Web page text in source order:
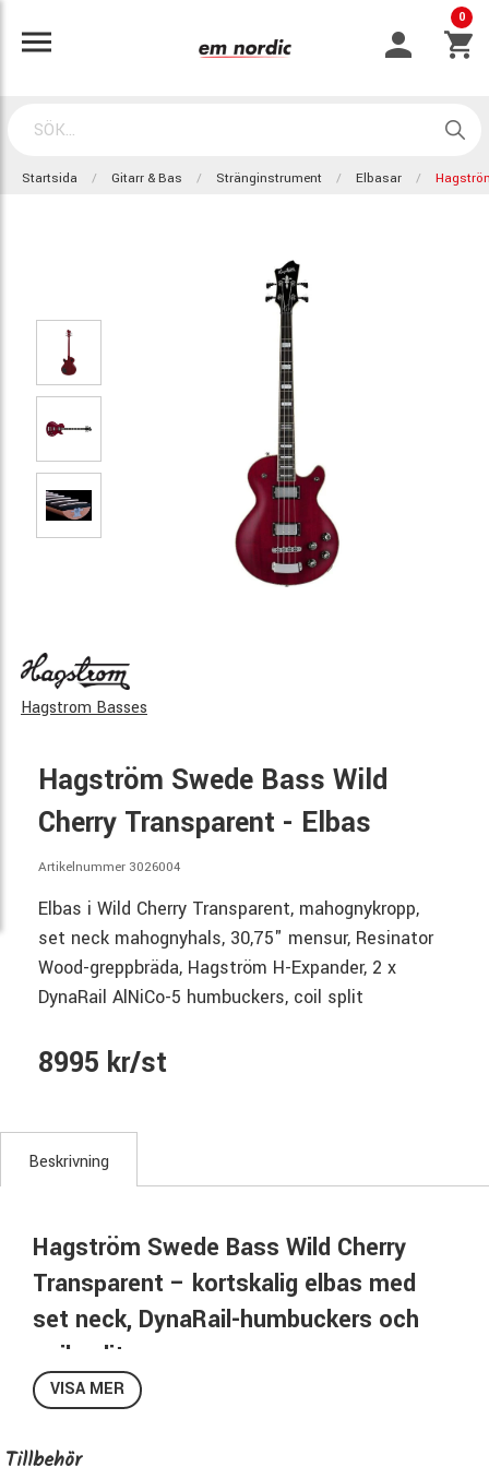
0
Startsida Gitarr & Bas Stränginstrument Elbasar
Hagstrom Basses
Hagström Swede Bass Wild
Cherry Transparent - Elbas
Artikelnummer 3026004
Elbas i Wild Cherry Transparent, mahognykropp,
set neck mahognyhals, 30,75" mensur, Resinator
Wood-greppbräda, Hagström H-Expander, 2 x
DynaRail AlNiCo-5 humbuckers, coil split
8995 kr/st
Beskrivning
Hagström Swede Bass Wild Cherry
Transparent – kortskalig elbas med
set neck, DynaRail-humbuckers och
coil split
Hagström Swede Bass i Wild Cherry Transparent är en
kortare mensur på 30,75". Modellen kombinerar Swede-
VISA MER